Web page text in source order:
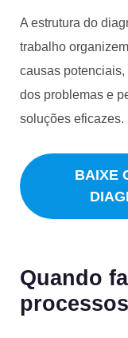
A estrutura do
trabalho
causas
dos problemas e
soluções eficazes.
BAIXE
Quando